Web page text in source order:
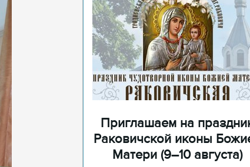
Приглашаем на
Раковичской иконы
Матери (9–10 августа)